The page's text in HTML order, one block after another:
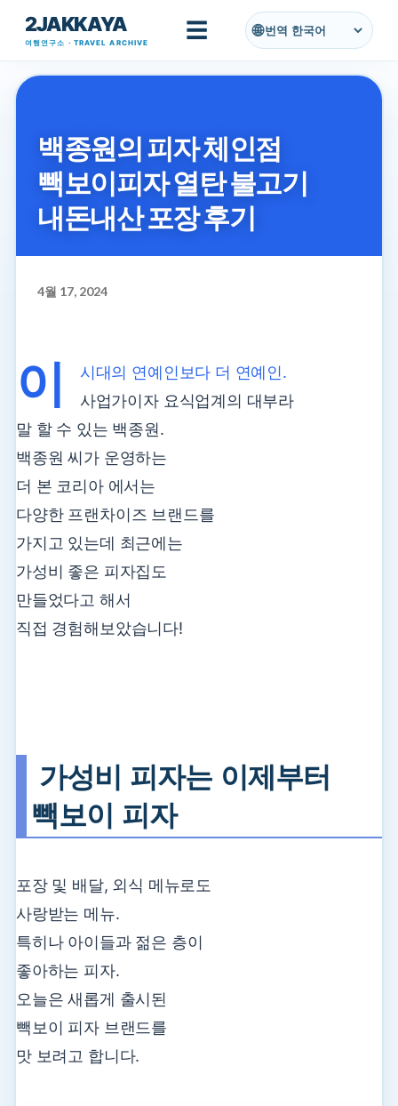
기본 콘텐츠로 건너뛰기
2JAKKAYA
여행연구소 · TRAVEL ARCHIVE ☰ 번역
백종원의 피자 체인점
빽보이피자 열탄 불고기
내돈내산 포장 후기
4월 17, 2024
이
시대의 연예인보다 더 연예인.
사업가이자 요식업계의 대부라
말 할 수 있는 백종원.
백종원 씨가 운영하는
더 본 코리아 에서는
다양한 프랜차이즈 브랜드를
가지고 있는데 최근에는
가성비 좋은 피자집도
만들었다고 해서
직접 경험해보았습니다!
가성비 피자는 이제부터
빽보이 피자
포장 및 배달, 외식 메뉴로도
사랑받는 메뉴.
특히나 아이들과 젊은 층이
좋아하는 피자.
오늘은 새롭게 출시된
빽보이 피자 브랜드를
맛 보려고 합니다.